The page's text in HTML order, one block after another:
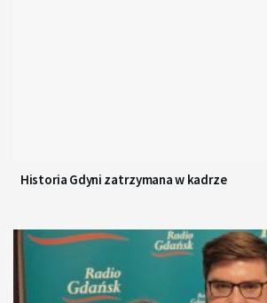
Historia Gdyni zatrzymana w kadrze